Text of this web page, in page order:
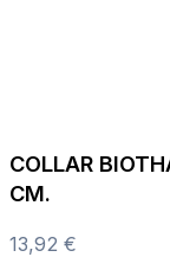
COLLAR
CM.
13,92 €